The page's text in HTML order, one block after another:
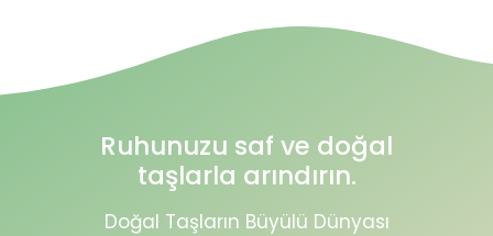
Ruhunuzu saf ve doğal
taşlarla arındırın.
Doğal Taşların Büyülü Dünyası